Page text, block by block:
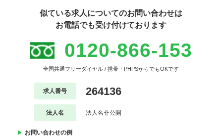
似ている求人についてのお問い合わせは
お電話でも受け付けております
0120-866-153
全国共通フリーダイヤル / 携帯・PHPSからでもOKです
求人番号 264136
法人名 法人名非公開
お問い合わせの例